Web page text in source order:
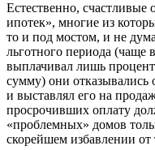
Естественно, счастливые
ипотек», многие из
то и под мостом, и не
льготного периода (чаще
выплачивал лишь
сумму) они отказывались
и выставлял его на
просрочивших оплату
«проблемных» домов
скорейшем избавлении от